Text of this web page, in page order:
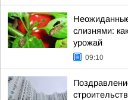
слизнями:
урожай
09:10